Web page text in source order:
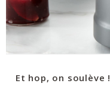
Et hop, on soulève !